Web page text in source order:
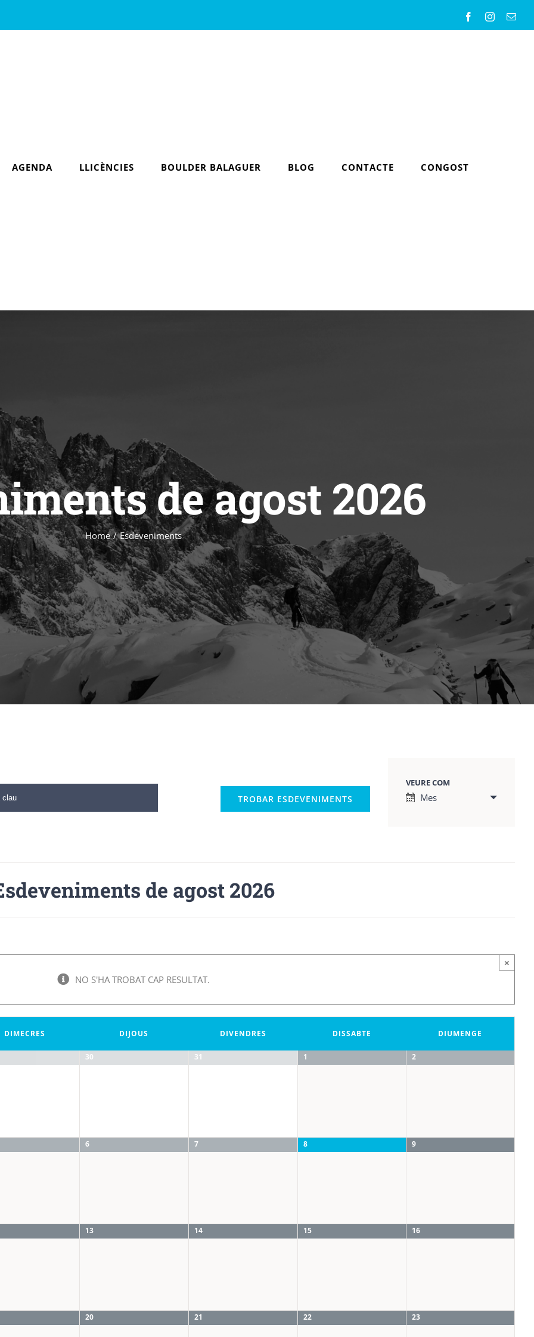
FacebookInstagram
AGENDA LLICÈNCIES BOULDER BALAGUER BLOG CONTACTE CONGOST
de agost 2026
Home / Esdeveniments
Esdeveniment
Views
VEURE COM
Mes
de agost 2026
×
NO S'HA TROBAT CAP RESULTAT.
DIMECRES DIJOUS DIVENDRES DISSABTE DIUMENGE
30 31 1 2
6 7 8 9
13 14 15 16
20 21 22 23